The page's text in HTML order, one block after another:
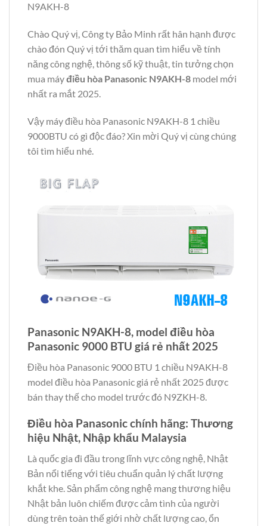
N9AKH-8
Chào Quý vị, Công ty Bảo Minh rất hân hạnh được
chào đón Quý vị tới thăm quan tìm hiểu về tính
năng công nghệ, thông số kỹ thuật, tin tưởng chọn
mua máyđiều hòa Panasonic N9AKH-8 model mới
nhất ra mắt 2025.
Vậy máy điều hòa Panasonic N9AKH-8 1 chiều
9000BTU có gì độc đáo? Xin mời Quý vị cùng chúng
tôi tìm hiểu nhé.
Panasonic N9AKH-8, model điều hòa
Panasonic 9000 BTU giá rẻ nhất 2025
Điều hòa Panasonic 9000 BTU 1 chiều N9AKH-8
model điều hòa Panasonic giá rẻ nhất 2025 được
bán thay thế cho model trước đó N9ZKH-8.
Điều hòa Panasonic chính hãng: Thương
hiệu Nhật, Nhập khẩu Malaysia
Là quốc gia đi đầu trong lĩnh vực công nghệ, Nhật
Bản nổi tiếng với tiêu chuẩn quản lý chất lượng
khắt khe. Sản phẩm công nghệ mang thương hiệu
Nhật bản luôn chiếm được cảm tình của người
dùng trên toàn thế giới nhờ chất lượng cao, ổn